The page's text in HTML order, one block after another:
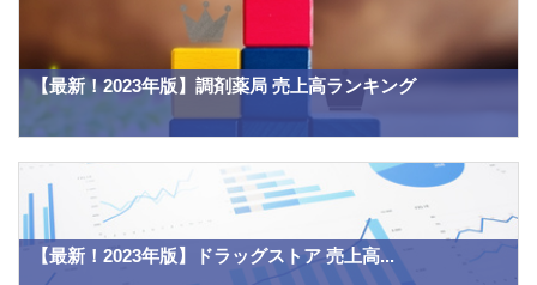
【最新！2023年版】調剤薬局 売上高ランキング
【最新！2023年版】ドラッグストア 売上高...